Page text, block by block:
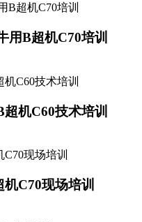
用B超机C70培训
机C60技术培训
C70现场培训